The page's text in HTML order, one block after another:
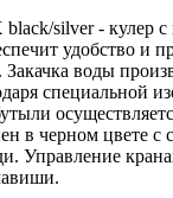
silver - кулер с
удобство и
Закачка воды
специальной
в черном цвете с
Управление